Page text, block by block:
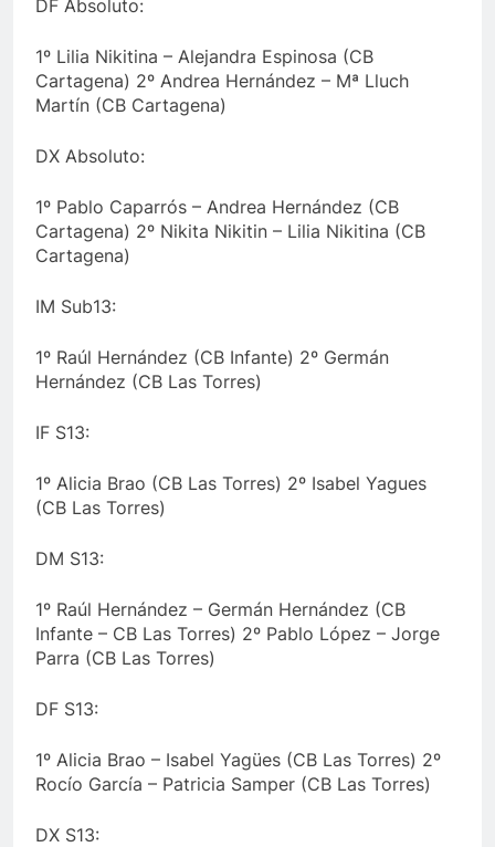
DF Absoluto:
1º Lilia Nikitina – Alejandra Espinosa (CB
Cartagena) 2º Andrea Hernández – Mª Lluch
Martín (CB Cartagena)
DX Absoluto:
1º Pablo Caparrós – Andrea Hernández (CB
Cartagena) 2º Nikita Nikitin – Lilia Nikitina (CB
Cartagena)
IM Sub13:
1º Raúl Hernández (CB Infante) 2º Germán
Hernández (CB Las Torres)
IF S13:
1º Alicia Brao (CB Las Torres) 2º Isabel Yagues
(CB Las Torres)
DM S13:
1º Raúl Hernández – Germán Hernández (CB
Infante – CB Las Torres) 2º Pablo López – Jorge
Parra (CB Las Torres)
DF S13:
1º Alicia Brao – Isabel Yagües (CB Las Torres) 2º
Rocío García – Patricia Samper (CB Las Torres)
DX S13: